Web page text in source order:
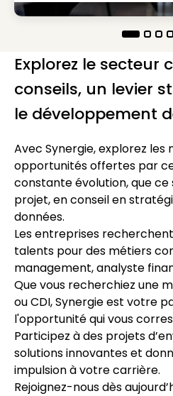
Explorez le secteur
conseils, un levier
le développement
Avec Synergie, explorez les
opportunités offertes par
constante évolution, que ce
projet, en conseil en
données.
Les entreprises
talents pour des métiers
management, analyste
Que vous recherchiez une
ou CDI, Synergie est votre
l'opportunité qui vous
Participez à des projets
solutions innovantes et
impulsion à votre carrière.
Rejoignez-nous dès